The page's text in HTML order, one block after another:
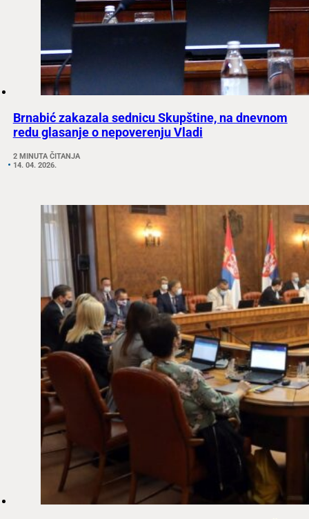
Brnabić zakazala sednicu Skupštine, na dnevnom
redu glasanje o nepoverenju Vladi
2 MINUTA ČITANJA
14. 04. 2026.